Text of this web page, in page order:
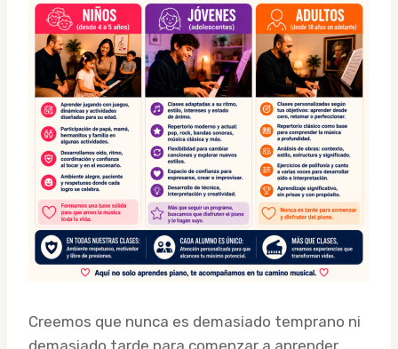
Creemos que nunca es demasiado temprano ni